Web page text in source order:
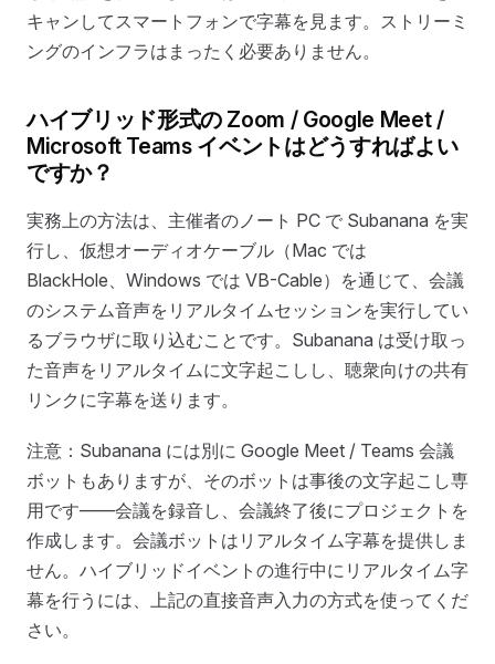
キャンしてスマートフォンで字幕を見ます。ストリーミ
ングのインフラはまったく必要ありません。
ハイブリッド形式の Zoom / Google Meet /
Microsoft Teams イベントはどうすればよい
ですか？
実務上の方法は、主催者のノート PC で Subanana を実
行し、仮想オーディオケーブル（Mac では
BlackHole、Windows では VB-Cable）を通じて、会議
のシステム音声をリアルタイムセッションを実行してい
るブラウザに取り込むことです。Subanana は受け取っ
た音声をリアルタイムに文字起こしし、聴衆向けの共有
リンクに字幕を送ります。
注意：Subanana には別に Google Meet / Teams 会議
ボットもありますが、そのボットは事後の文字起こし専
用です——会議を録音し、会議終了後にプロジェクトを
作成します。会議ボットはリアルタイム字幕を提供しま
せん。ハイブリッドイベントの進行中にリアルタイム字
幕を行うには、上記の直接音声入力の方式を使ってくだ
さい。